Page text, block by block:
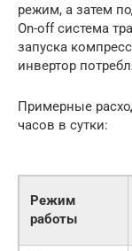
режим, а затем
On-off система
запуска
инвертор
Примерные
часов в сутки:
Режим
работы